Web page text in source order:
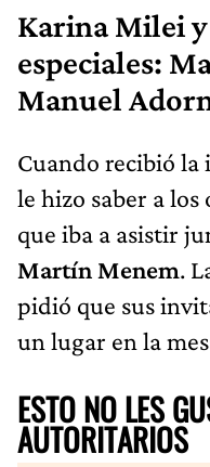
Karina Milei
especiales:
Manuel
Cuando recibió
le hizo saber a los
que iba a asistir
Martín Menem.
pidió que sus
un lugar en la
ESTO NO LES
AUTORITARIOS